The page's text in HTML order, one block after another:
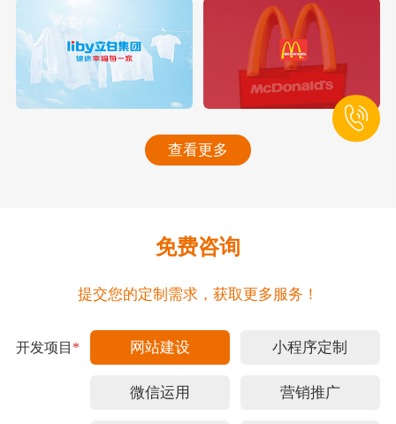
查看更多
免费咨询
提交您的定制需求，获取更多服务！
开发项目 * 网站建设 小程序定制
微信运用 营销推广